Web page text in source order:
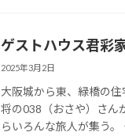
ゲストハウス君彩
2025年3月2日
大阪城から東、緑橋の
将の038（おさや）さん
らいろんな旅人が集う